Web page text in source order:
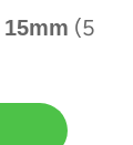
15mm (5